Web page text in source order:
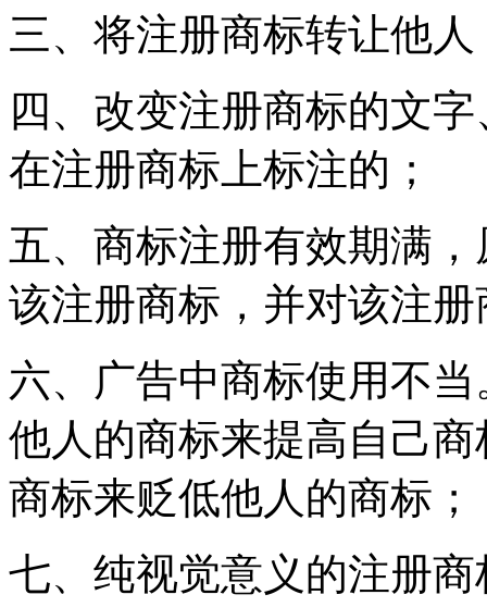
三、将注册商标转让他
四、改变注册商标的文
在注册商标上标注的；
五、商标注册有效期满
该注册商标，并对该注
六、广告中商标使用不
他人的商标来提高自己
商标来贬低他人的商标；
七、纯视觉意义的注册